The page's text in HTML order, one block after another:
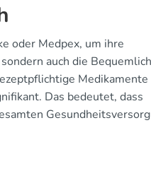
oder Medpex, um ihre
auch die
Das bedeutet, dass